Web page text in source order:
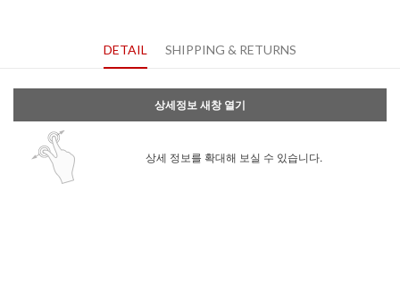
DETAIL SHIPPING & RETURNS
상세정보 새창 열기
상세 정보를 확대해 보실 수 있습니다.